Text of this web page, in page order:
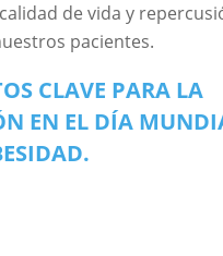
de vida y
pacientes.
CLAVE PARA LA
EN EL DÍA